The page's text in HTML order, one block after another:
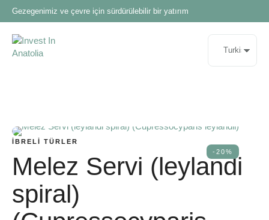
Gezegenimiz ve çevre için sürdürülebilir bir yatırım
-20%
İBRELI TÜRLER
Melez Servi (leylandi
spiral)